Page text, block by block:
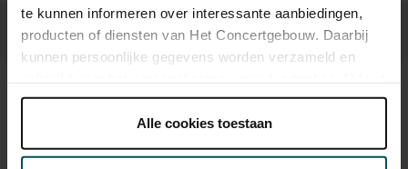
te kunnen informeren over interessante aanbiedingen,
producten of diensten van Het Concertgebouw. Daarbij
kunnen persoonlijke gegevens worden verzameld en
onder 'aanpassen' zelf welke cookies wij mogen
Lees onze cookieverklaring hier. Lees onze
Alle cookies toestaan
Let op: zowel de deelnemer als de mantelzorger heeft een
toegangskaart nodig.
Beeld en geluid